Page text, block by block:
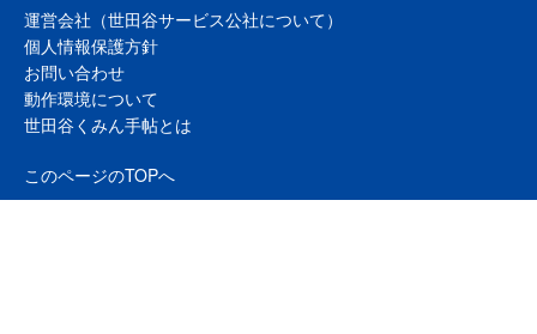
運営会社（世田谷サービス公社について）
個人情報保護方針
お問い合わせ
動作環境について
世田谷くみん手帖とは
このページのTOPへ